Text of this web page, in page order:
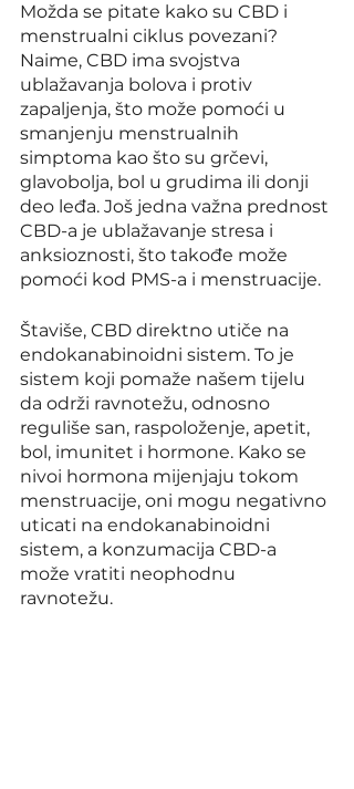
Možda se pitate kako su CBD i
menstrualni ciklus povezani?
Naime, CBD ima svojstva
ublažavanja bolova i protiv
zapaljenja, što može pomoći u
smanjenju menstrualnih
simptoma kao što su grčevi,
glavobolja, bol u grudima ili donji
deo leđa. Još jedna važna prednost
CBD-a je ublažavanje stresa i
anksioznosti, što takođe može
pomoći kod PMS-a i menstruacije.
Štaviše, CBD direktno utiče na
endokanabinoidni sistem. To je
sistem koji pomaže našem tijelu
da održi ravnotežu, odnosno
reguliše san, raspoloženje, apetit,
bol, imunitet i hormone. Kako se
nivoi hormona mijenjaju tokom
menstruacije, oni mogu negativno
uticati na endokanabinoidni
sistem, a konzumacija CBD-a
može vratiti neophodnu
ravnotežu.